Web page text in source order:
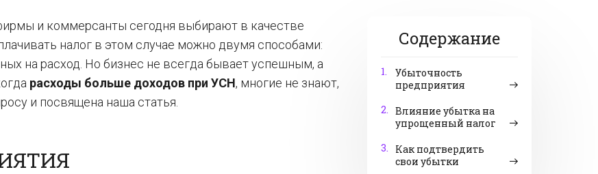
Содержание
1.
Убыточность
предприятия
2. Влияние убытка на
упрощенный налог
3.
Как подтвердить
свои убытки
и коммерсанты сегодня выбирают в качестве
налог в этом случае можно двумя способами:
на расход. Но бизнес не всегда бывает успешным, а
расходы больше доходов при УСН, многие не знают,
и посвящена наша статья.